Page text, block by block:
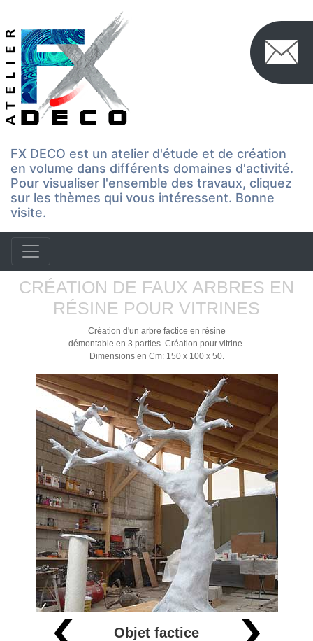
FX DECO est un atelier d'étude et de création
en volume dans différents domaines d'activité.
Pour visualiser l'ensemble des travaux, cliquez
sur les thèmes qui vous intéressent. Bonne
visite.
CRÉATION DE FAUX ARBRES EN
RÉSINE POUR VITRINES
Création d'un arbre factice en résine
démontable en 3 parties. Création pour vitrine.
Dimensions en Cm: 150 x 100 x 50.
Objet factice